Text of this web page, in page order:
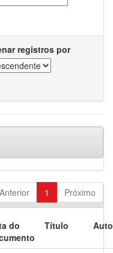
registros por
Anterior 1 Próximo
do
Título